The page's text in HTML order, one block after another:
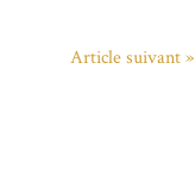
Article suivant »